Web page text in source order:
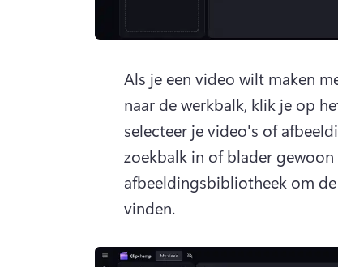
Als je een video wilt maken
naar de werkbalk, klik je op
selecteer je video's of
zoekbalk in of blader
afbeeldingsbibliotheek om
vinden.